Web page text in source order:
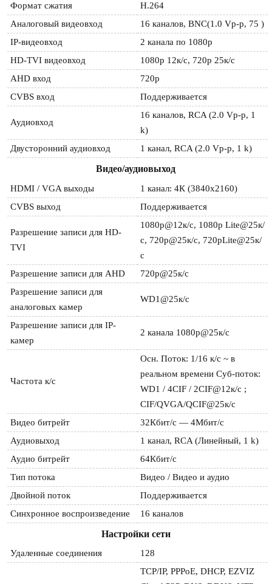
Формат сжатия
H.264
Аналоговый видеовход
16 каналов, BNC(1.0 Vp-p, 75 )
IP-видеовход
2 канала по 1080p
HD-TVI видеовход
1080p 12к/с, 720p 25к/c
AHD вход
720р
CVBS вход
Поддерживается
Аудиовход
16 каналов, RCA (2.0 Vp-p, 1
k)
Двусторонний аудиовход
1 канал, RCA (2.0 Vp-p, 1 k)
Видео/аудиовыход
HDMI / VGA выходы
1 канал: 4К (3840х2160)
CVBS выход
Поддерживается
Разрешение записи для HD-
TVI
1080p@12к/с, 1080p Lite@25к/
с, 720p@25к/с, 720pLite@25к/
с
Разрешение записи для AHD
720p@25к/с
Разрешение записи для
аналоговых камер
WD1@25к/с
Разрешение записи для IP-
камер
2 канала 1080p@25к/с
Частота к/с
Осн. Поток: 1/16 к/с ~ в
реальном времени Суб-поток:
WD1 / 4CIF / 2CIF@12к/с ;
CIF/QVGA/QCIF@25к/с
Видео битрейт
32Кбит/с — 4Мбит/с
Аудиовыход
1 канал, RCA (Линейный, 1 k)
Аудио битрейт
64Кбит/с
Тип потока
Видео / Видео и аудио
Двойной поток
Поддерживается
Синхронное воспроизведение
16 каналов
Настройки сети
Удаленные соединения
128
TCP/IP, PPPoE, DHCP, EZVIZ